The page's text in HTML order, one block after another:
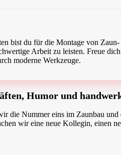
bist du für die Montage von
Arbeit zu leisten. Freue
moderne Werkzeuge.
Humor und
die Nummer eins im Zaunbau
wir eine neue Kollegin, einen